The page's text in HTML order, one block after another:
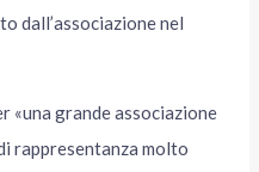
dall’associazione nel
«una grande associazione
rappresentanza molto